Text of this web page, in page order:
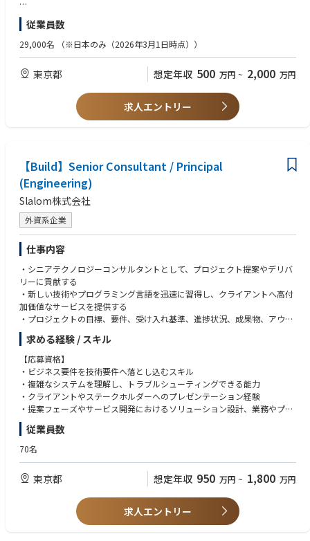
見を活かした様々な領域のクライアントに対するコンサルティングを行っ
ていただきます。コンサルティングといっても、所謂プロジェクトの実践
に加えて、大きく2つのミッションが期待されています。
・Accenture全体の「Spearhead」として、業界全体、またはクライアント
がTransformationを果たし、社会的価値・企業価値を向上するためのプラ
内にとどまらず、すべてのメンバーとCollaborationするリーダーとして
活躍いただきます。
ていただきます。
【歓迎（WANT）】※シニアコンサルタント・マネージャー以上
・コンサルティング経験、プロジェクトマネジメント経験
・テクノロジー/デジタルに関する知見・経験・熱意
械・ライフサイエンス・消費財他）
従業員数
29,000名 （※日本のみ（2026年3月1日時点））
東京都 想定年収 500 万円 ~ 2,000 万円
求人エントリー
【Build】Senior Consultant / Principal
(Engineering)
Slalom株式会社
外資系企業
仕事内容
・シニアテクノロジーコンサルタントとして、プロジェクト提案やデリバ
リーに貢献する
・新しい技術やプログラミング言語を迅速に習得し、クライアントへ高付
加価値なサービスを提供する
・プロジェクトの目標、要件、受け入れ基準、進捗状況、成果物、アウト
カムなどについて、クライアントとコミュニケーションを取る
・仮説構築、分析フレームワーク、ケーススタディ、リサーチなどのコン
サルティング手法を技術業務に活用する
・クライアントのニーズや期待に合わせて、最適なシステムを設計・実装
する
・リファレンスアーキテクチャや実績あるフレームワークを活用し、堅牢
で信頼性・拡張性の高いシステムを設計する
レーニングを提供する
・曖昧で複雑な状況にも柔軟に対応し、ステークホルダーと協力しながら
課題の明確化と解決を図る
・プロジェクトの作業範囲定義、作業分解、依存関係管理、リスク軽減な
どのプロジェクト計画を策定する
し、ネットワークの拡大、
知見の共有、個人ブランドおよび会社の市場プレゼンス向上に貢献する
求める経験 / スキル
【応募資格】
・ビジネス要件を技術要件へ落とし込むスキル
・複雑なシステムを理解し、トラブルシューティングできる能力
・クライアントやステークホルダーへのプレゼンテーション経験
・提案フェーズやサービス開発におけるソリューション設計、業務やプロ
ジェクト計画の立案能力
・学習意欲が高く主体的に業務に取り組める方。課題を発見し、改善案の
提案や実施ができ、自己管理ができる方
験が3年以上
・ソフトウェアインフラまたはプラットフォーム構築の実績が5年以上
・AWS、Azure、Google Cloudのいずれかの主要クラウドプロバイダーで
・以下いずれかのモダンアプリケーション開発技術に関する実務経験
従業員数
70名
東京都 想定年収 950 万円 ~ 1,800 万円
求人エントリー